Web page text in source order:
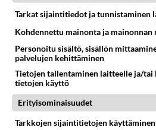
YLEISTÄ TOIMISTO-OHJELMISTA
Laskutuspohja
Hei Mahtaisiko netistä löytyä ilmaista laskupohjaa,
pitäisi tehdä yksi virallisen
tiedot vä...
06.10.2005 14:55
Tarkat sijaintitiedot ja tunnistaminen
Kohdennettu mainonta ja mainonnan
Personoitu sisältö, sisällön
palvelujen kehittäminen
Tietojen tallentaminen laitteelle ja/tai
tietojen käyttö
Erityisominaisuudet
Tarkkojen sijaintitietojen käyttäminen